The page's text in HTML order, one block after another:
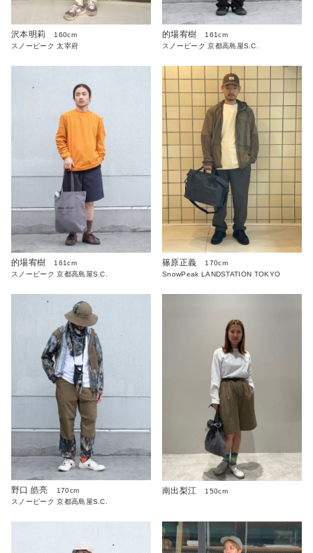
沢本明莉
160cm
スノーピーク 太宰府
的場宥樹
161cm
スノーピーク 京都高島屋S.C.
的場宥樹
161cm
スノーピーク 京都高島屋S.C.
篠原正義
170cm
SnowPeak LANDSTATION TOKYO
野口 皓亮
170cm
スノーピーク 京都高島屋S.C.
南出梨江 150cm